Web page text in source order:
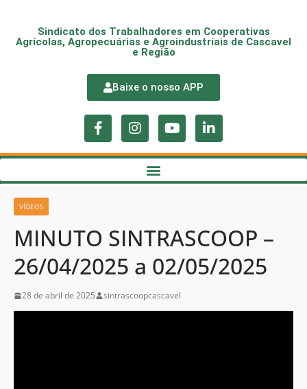
Sindicato dos Trabalhadores em Cooperativas
Agrícolas, Agropecuárias e Agroindustriais de Cascavel
e Região
Baixe o nosso APP
VÍDEOS
MINUTO SINTRASCOOP –
26/04/2025 a 02/05/2025
28 de abril de 2025 sintrascoopcascavel